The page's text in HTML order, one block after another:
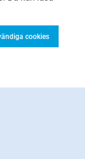
cookies